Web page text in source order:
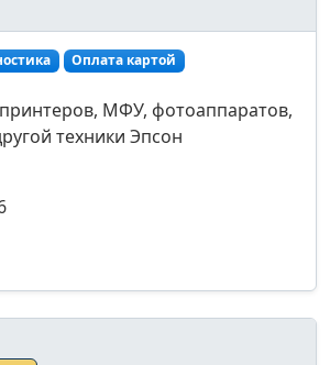
Оплата картой
МФУ, фотоаппаратов,
техники Эпсон